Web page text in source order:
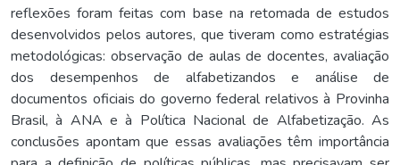
reflexões foram feitas com base na retomada de estudos
desenvolvidos pelos autores, que tiveram como estratégias
metodológicas: observação de aulas de docentes, avaliação
dos desempenhos de alfabetizandos e análise de
documentos oficiais do governo federal relativos à Provinha
Brasil, à ANA e à Política Nacional de Alfabetização. As
conclusões apontam que essas avaliações têm importância